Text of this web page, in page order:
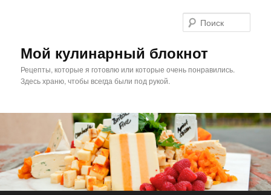
Мой кулинарный блокнот
Рецепты, которые я готовлю или которые очень понравились.
Здесь храню, чтобы всегда были под рукой.